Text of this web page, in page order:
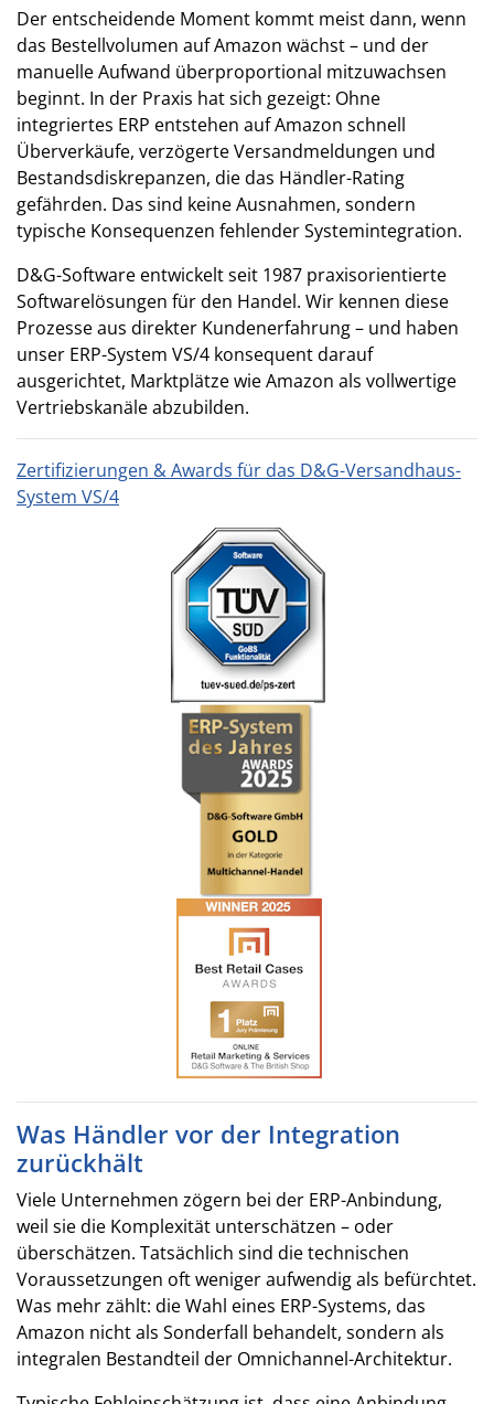
Der entscheidende Moment kommt meist dann, wenn
das Bestellvolumen auf Amazon wächst – und der
manuelle Aufwand überproportional mitzuwachsen
beginnt. In der Praxis hat sich gezeigt: Ohne
integriertes ERP entstehen auf Amazon schnell
Überverkäufe, verzögerte Versandmeldungen und
Bestandsdiskrepanzen, die das Händler-Rating
gefährden. Das sind keine Ausnahmen, sondern
typische Konsequenzen fehlender Systemintegration.
D&G-Software entwickelt seit 1987 praxisorientierte
Softwarelösungen für den Handel. Wir kennen diese
Prozesse aus direkter Kundenerfahrung – und haben
unser ERP-System VS/4 konsequent darauf
ausgerichtet, Marktplätze wie Amazon als vollwertige
Vertriebskanäle abzubilden.
Zertifizierungen & Awards für das D&G-Versandhaus-
System VS/4
Was Händler vor der Integration
zurückhält
Viele Unternehmen zögern bei der ERP-Anbindung,
weil sie die Komplexität unterschätzen – oder
überschätzen. Tatsächlich sind die technischen
Voraussetzungen oft weniger aufwendig als befürchtet.
Was mehr zählt: die Wahl eines ERP-Systems, das
Amazon nicht als Sonderfall behandelt, sondern als
integralen Bestandteil der Omnichannel-Architektur.